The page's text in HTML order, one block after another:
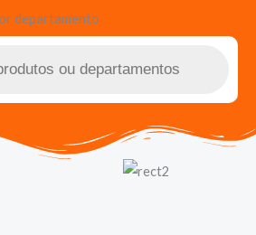
departamento